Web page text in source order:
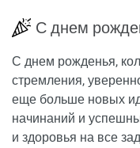
С днем
С днем рожденья,
стремления,
еще больше новых
начинаний и
и здоровья на все